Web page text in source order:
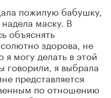
пожилую бабушку,
маску. В
объяснять
здорова, не
я могу делать в этой
говорили, я выбрала
представляется
по отношению